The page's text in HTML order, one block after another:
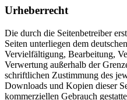
Urheberrecht
Die durch die Seitenbetreiber
Seiten unterliegen dem
Vervielfältigung, Bearbeitung,
Verwertung außerhalb der
schriftlichen Zustimmung des
Downloads und Kopien dieser
kommerziellen Gebrauch